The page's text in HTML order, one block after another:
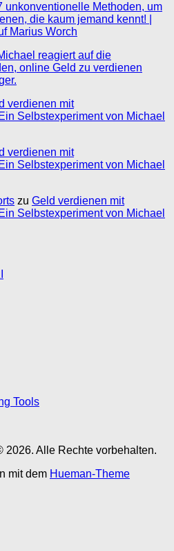
unkonventionelle Methoden, um
die kaum jemand kennt! |
Marius Worch
reagiert auf die
online Geld zu verdienen
verdienen mit
Selbstexperiment von Michael
verdienen mit
Selbstexperiment von Michael
zu Geld verdienen mit
Selbstexperiment von Michael
Tools
2026. Alle Rechte vorbehalten.
mit dem Hueman-Theme